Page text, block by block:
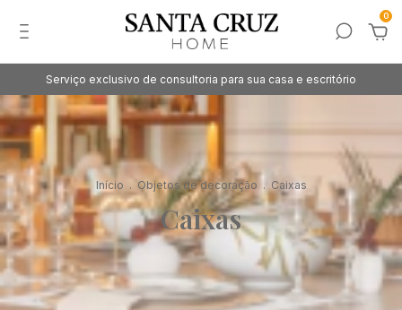
0
Serviço exclusivo de consultoria para sua casa e escritório
Início . Objetos de decoração . Caixas
Caixas